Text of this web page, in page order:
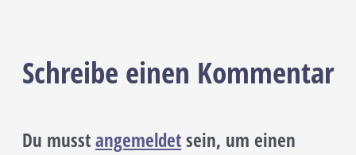
Schreibe einen Kommentar
Du musstangemeldetsein, um einen